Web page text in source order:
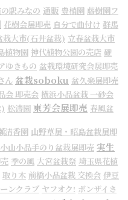
駅みなの 通販 豊梢園 藤樹園フ
花樹会展即売 自分で曲付け 群馬
栽大市(石井盆栽) 立春盆栽大市
植物園 神代植物公園の売店 確
ゆきもの 盆栽環境研究会展即売
ん 盆栽soboku 盆久楽展即売
会 即売会 横浜小品盆栽 一砂会
松濤園 東芳会展即売 春風盆
清香園 山野草展・昭島盆栽展即
小山小品手のり盆栽展即売 実生
季の風 大宮盆栽祭 埼玉県花植
取り木 前橋小品盆栽 交換会 伊豆
ンクラブ ヤフオク! ボンザイさ